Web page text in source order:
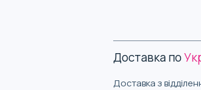
Доставка по
Доставка з